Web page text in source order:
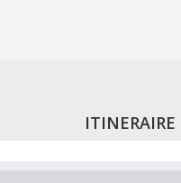
ITINERAIRE